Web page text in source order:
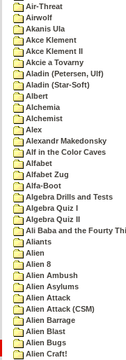
Air-Threat
Airwolf
Akanis Ula
Akce Klement
Akce Klement II
Akcie a Tovarny
Aladin (Petersen, Ulf)
Aladin (Star-Soft)
Albert
Alchemia
Alchemist
Alex
Alexandr Makedonsky
Alf in the Color Caves
Alfabet
Alfabet Zug
Alfa-Boot
Algebra Drills and Tests
Algebra Quiz I
Algebra Quiz II
Ali Baba and the Fourty
Aliants
Alien
Alien 8
Alien Ambush
Alien Asylums
Alien Attack
Alien Attack (CSM)
Alien Barrage
Alien Blast
Alien Bugs
Alien Craft!